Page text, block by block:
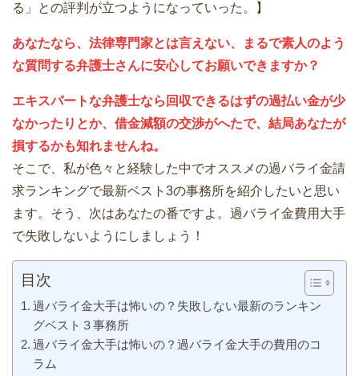
る」との評判が立つようになっていった。】
あなたなら、法律専門家とは言えない、まるで素人のよう
な質問する弁護士さんに安心してお願いできますか？
エキスパートな弁護士なら回収できるはずの過払い金が少
なかったりとか、借金減額の交渉がへたで、結局あなたが
損するかも知れませんね。
そこで、私が色々と経験した中でオススメの過バライ金請
求ランキングで最新ベスト3の事務所を紹介したいと思い
ます。そう、次はあなたの番ですよ。過バライ金費用大手
で失敗しないようにしましょう！
目次
過バライ金大手は怖いの？失敗しない最新のランキン
グベスト３事務所
過バライ金大手は怖いの？過バライ金大手の費用のコ
ラム